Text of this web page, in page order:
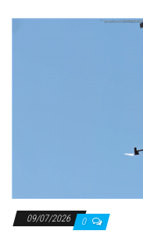
09/07/2026 0